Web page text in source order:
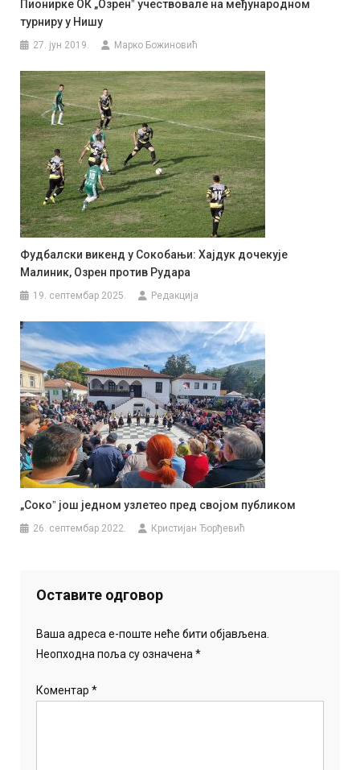
Пионирке ОК „Озренˮ учествовале на међународном
турниру у Нишу
27. јун 2019. Марко Божиновић
Фудбалски викенд у Сокобањи: Хајдук дочекује
Малиник, Озрен против Рудара
19. септембар 2025. Редакција
„Сокоˮ још једном узлетео пред својом публиком
26. септембар 2022. Кристијан Ђорђевић
Оставите одговор
Ваша адреса е-поште неће бити објављена.
Неопходна поља су означена*
Коментар*